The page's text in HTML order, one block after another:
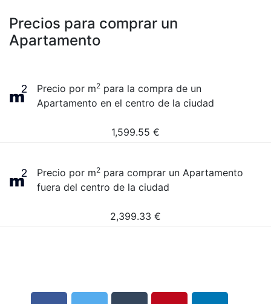
Precios para comprar un
Apartamento
Precio por m2 para la compra de un
Apartamento en el centro de la ciudad
1,599.55 €
Precio por m2 para comprar un Apartamento
fuera del centro de la ciudad
2,399.33 €